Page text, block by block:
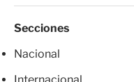
Secciones
Nacional
Internacional